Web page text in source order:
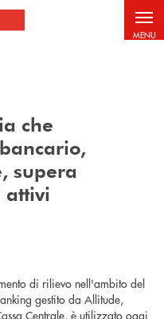
MENU
che
supera
attivi
di rilievo nell'ambito del
gestito da Allitude,
Centrale, è utilizzato oggi